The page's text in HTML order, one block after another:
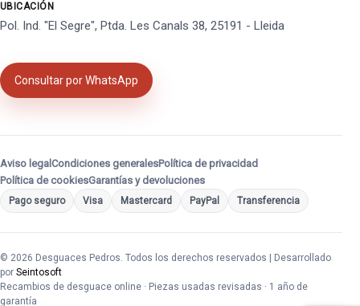
UBICACIÓN
Pol. Ind. "El Segre", Ptda. Les Canals 38, 25191 - Lleida
Consultar por WhatsApp
Aviso legal Condiciones generalesPolítica de privacidad
Política de cookiesGarantías y devoluciones
Pago seguro Visa Mastercard PayPal Transferencia
© 2026 Desguaces Pedros. Todos los derechos reservados | Desarrollado
por Seintosoft
Recambios de desguace online · Piezas usadas revisadas · 1 año de
garantía